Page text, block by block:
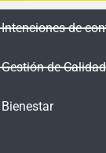
Intenciones de
Gestión de Calidad
Bienestar